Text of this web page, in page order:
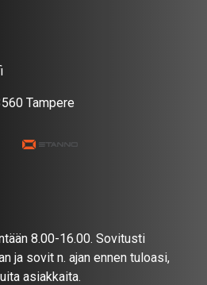
Tampere
8.00-16.00. Sovitusti
ja sovit n. ajan ennen tuloasi,
asiakkaita.